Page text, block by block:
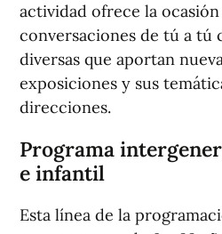
actividad ofrece la
conversaciones de tú a tú
diversas que aportan
exposiciones y sus
direcciones.
Programa
e infantil
Esta línea de la